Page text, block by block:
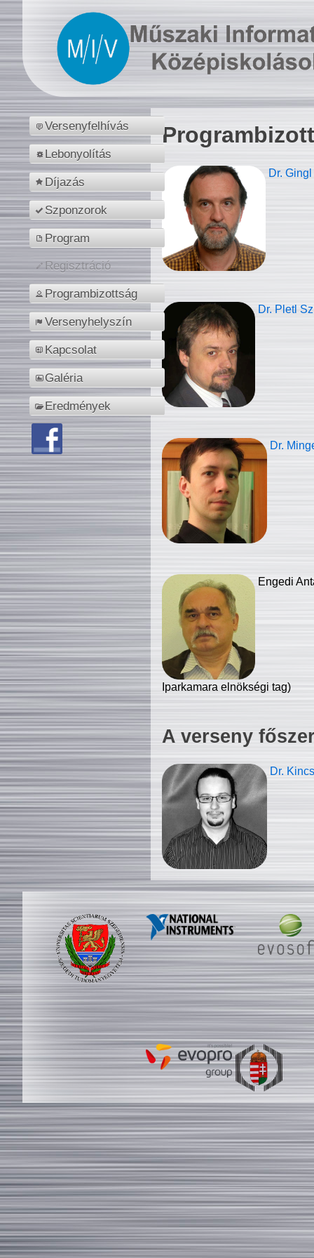
Versenyfelhívás
Lebonyolítás
Díjazás
Szponzorok
Program
Regisztráció
Programbizottság
Versenyhelyszín
Kapcsolat
Galéria
Eredmények
Dr.
Dr. Pletl
Dr.
Engedi
Iparkamara elnökségi tag)
A verseny
Dr.